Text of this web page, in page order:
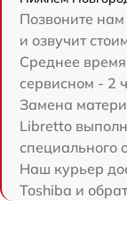
Позвоните
и озвучит
Среднее
сервисном - 2
Замена
Libretto
специального
Наш курьер
Toshiba и